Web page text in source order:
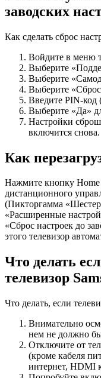
заводских
Как сделать сброс
Войдите в меню
Выберите
Выберите
Выберите
Введите PIN-код
Выберите «Да»
Настройки
включится снова.
Как
Нажмите кнопку Home
дистанционного
(Пикторгамма
«Расширенные
«Сброс настроек до
этого телевизор
Что делать
телевизор
Что делать, если
Внимательно
нем не должно
Отключите от
(кроме кабеля
интернет, HDMI